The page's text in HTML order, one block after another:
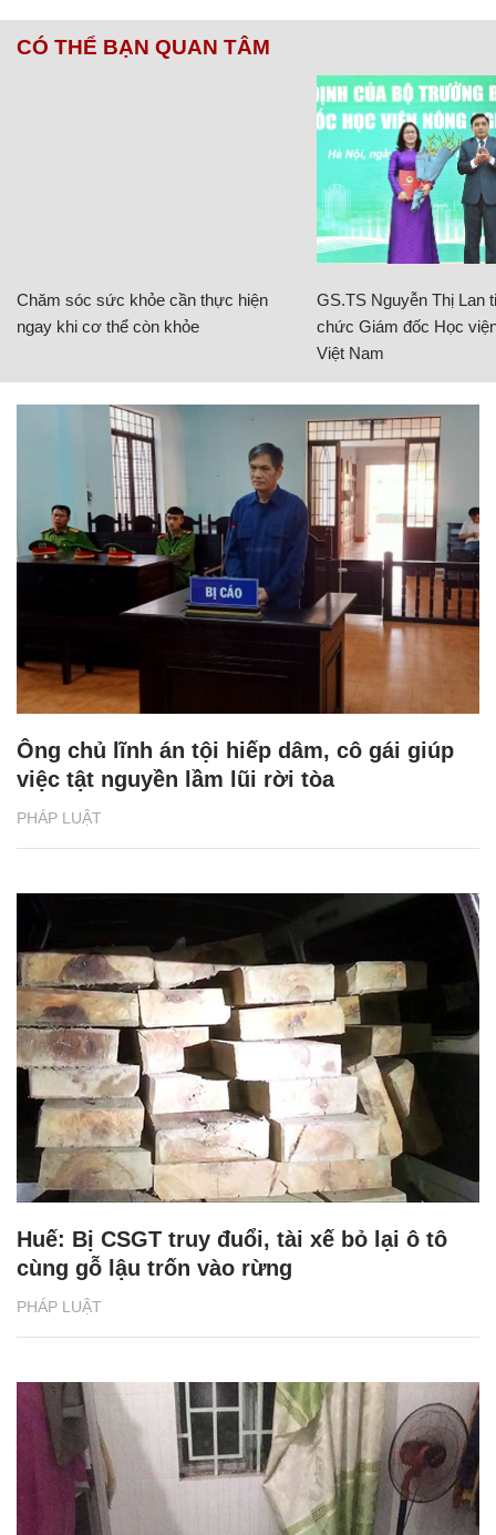
CÓ THỂ BẠN QUAN TÂM
Chăm sóc sức khỏe cần thực hiện
ngay khi cơ thể còn khỏe
GS.TS Nguyễn Thị Lan
chức Giám đốc Học
Việt Nam
PHÁP LUẬT
Ông chủ lĩnh án tội hiếp dâm, cô gái giúp
việc tật nguyền lầm lũi rời tòa
PHÁP LUẬT
Huế: Bị CSGT truy đuổi, tài xế bỏ lại ô tô
cùng gỗ lậu trốn vào rừng